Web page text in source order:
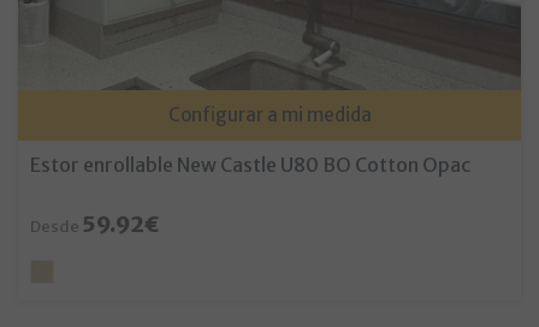
Configurar a mi medida
Estor enrollable New Castle U80 BO Cotton Opac
Desde 59.92€